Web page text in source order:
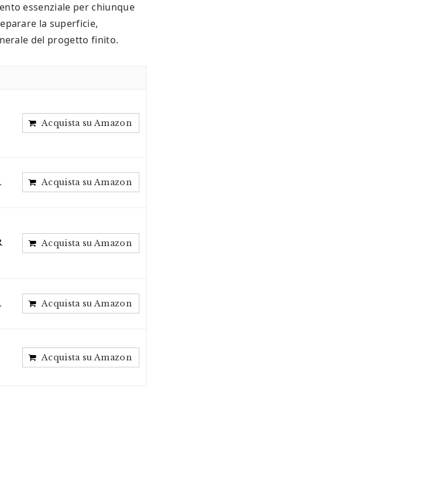
essenziale per chiunque
la superficie,
del progetto finito.
Acquista su Amazon
Acquista su Amazon
Acquista su Amazon
Acquista su Amazon
Acquista su Amazon